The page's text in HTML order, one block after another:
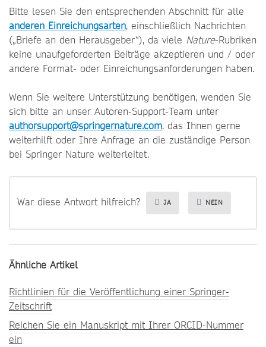
Bitte lesen Sie den entsprechenden Abschnitt für alle
anderen Einreichungsarten, einschließlich Nachrichten
(„Briefe an den Herausgeber“), da viele Nature-Rubriken
keine unaufgeforderten Beiträge akzeptieren und / oder
andere Format- oder Einreichungsanforderungen haben.
Wenn Sie weitere Unterstützung benötigen, wenden Sie
sich bitte an unser Autoren-Support-Team unter
authorsupport@springernature.com, das Ihnen gerne
weiterhilft oder Ihre Anfrage an die zuständige Person
bei Springer Nature weiterleitet.
War diese Antwort hilfreich? JA NEIN
Ähnliche Artikel
Richtlinien für die Veröffentlichung einer Springer-
Zeitschrift
Reichen Sie ein Manuskript mit Ihrer ORCID-Nummer
ein